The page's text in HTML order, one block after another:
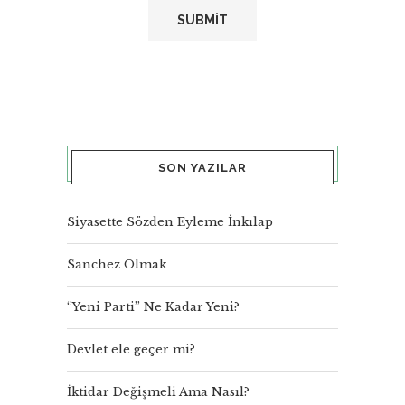
SON YAZILAR
Siyasette Sözden Eyleme İnkılap
Sanchez Olmak
‘’Yeni Parti’’ Ne Kadar Yeni?
Devlet ele geçer mi?
İktidar Değişmeli Ama Nasıl?